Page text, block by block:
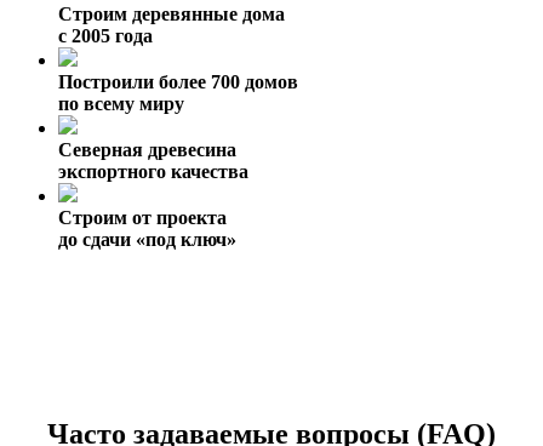
Строим деревянные дома
с 2005 года
Построили более 700 домов
по всему миру
Северная древесина
экспортного качества
Строим от проекта
до сдачи «под ключ»
Часто задаваемые вопросы (FAQ)